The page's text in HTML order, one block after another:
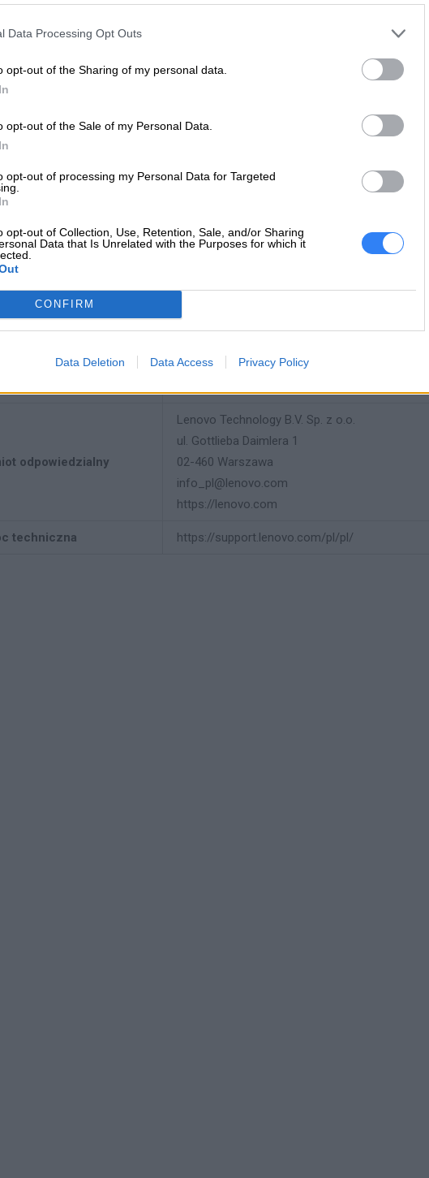
Data Processing Opt Outs
opt-out of the Sharing of my personal data.
opt-out of the Sale of my Personal Data.
opt-out of processing my Personal Data for Targeted
opt-out of Collection, Use, Retention, Sale, and/or Sharing
Data that Is Unrelated with the Purposes for which it
CONFIRM
Data Deletion Data Access Privacy Policy
kompatybilna z laptopami:#LNF
modele baterii:
5B10T07386
Morrisville, NC 27560 USA
Telefon: +1 (855) 253-6686
odpowiedzialny
Lenovo Technology B.V. Sp. z o.o.
ul. Gottlieba Daimlera 1
02-460 Warszawa
info_pl@lenovo.com
https://lenovo.com
techniczna https://support.lenovo.com/pl/pl/